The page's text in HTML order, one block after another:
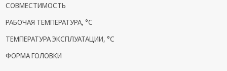
Штекеры,
A/V, HDMI
аксессуары и
СОВМЕСТИМОСТЬ
РАБОЧАЯ ТЕМПЕРАТУРА, °С
ТЕМПЕРАТУРА ЭКСПЛУАТАЦИИ, °C
ФОРМА ГОЛОВКИ